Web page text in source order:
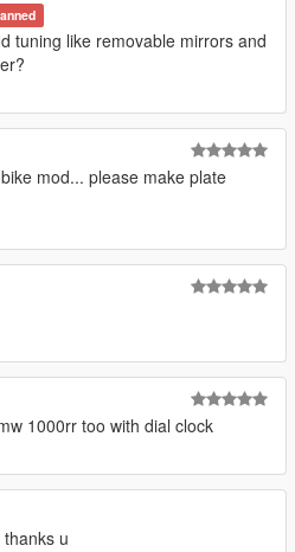
tuning like removable mirrors and
mod... please make plate
1000rr too with dial clock
u